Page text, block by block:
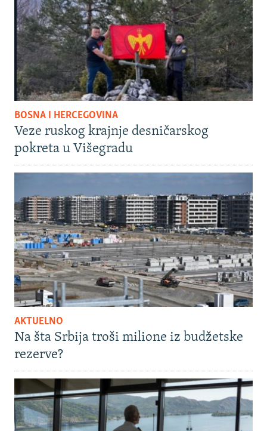
BOSNA I HERCEGOVINA
Veze ruskog krajnje desničarskog
pokreta u Višegradu
AKTUELNO
Na šta Srbija troši milione iz budžetske
rezerve?